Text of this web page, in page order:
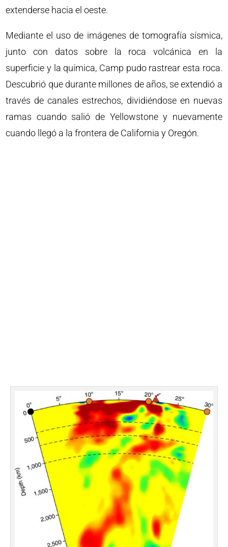
extenderse hacia el oeste.
Mediante el uso de imágenes de tomografía sísmica,
junto con datos sobre la roca volcánica en la
superficie y la química, Camp pudo rastrear esta roca.
Descubrió que durante millones de años, se extendió a
través de canales estrechos, dividiéndose en nuevas
ramas cuando salió de Yellowstone y nuevamente
cuando llegó a la frontera de California y Oregón.